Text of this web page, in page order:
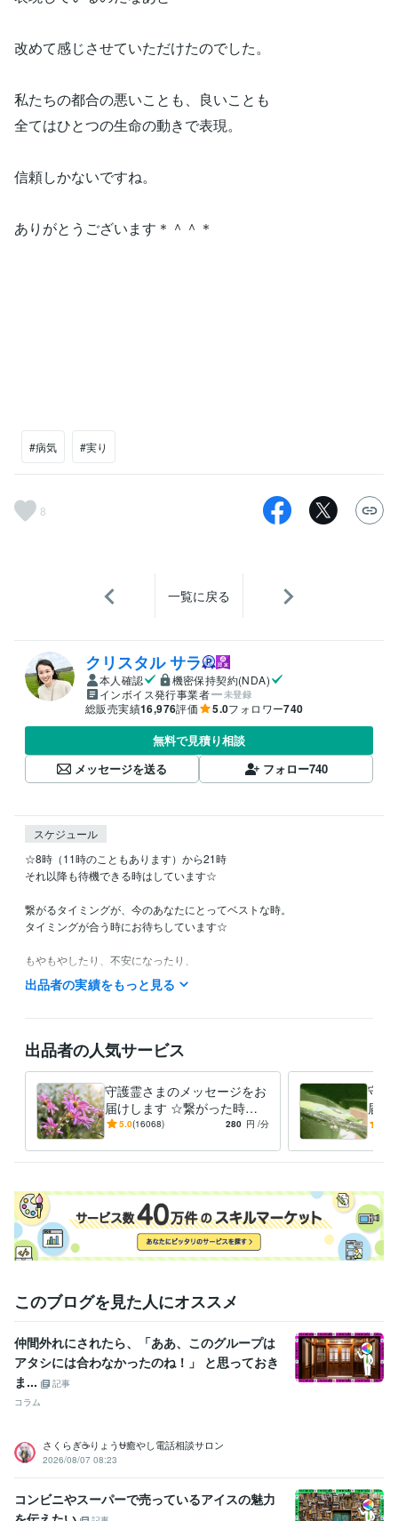
改めて感じさせていただけたのでした。
私たちの都合の悪いことも、良いことも
全てはひとつの生命の動きで表現。
信頼しかないですね。
ありがとうございます＊＾＾＊
#病気 #実り
8
一覧に戻る
クリスタル サラ
本人確認
機密保持契約(NDA)
インボイス発行事業者
未登録
総販売実績16,976評価 5.0フォロワー740
無料で見積り相談
メッセージを送る
フォロー740
スケジュール
☆8時（11時のこともあります）から21時
それ以降も待機できる時はしています☆
繋がるタイミングが、今のあなたにとってベストな時。
タイミングが合う時にお待ちしています☆
もやもやしたり、不安になったり、
一人ではどうしようもない時に、
「拠り所」「駆け込み寺」と表現してくださる方もいらっしゃいまし
迷いやもやもやが、
気づきや「楽になるきっかけ」へと変わることがあります。
気持ちの切り替わりの、ひとつのきっかけになれたら嬉しいです。
ブログでは、湧いてきた言葉を綴っています。
自然の中にいる時間や、写真を撮った瞬間なども、
同じような状況にいる方の支えになることもあります。
それぞれの気づきが、
誰かのきっかけになれば嬉しく思います。
ベストなタイミングで繋がれることを、
経験職種
営業 / 営業事務・アシスタント 経験年数 : 2年
事務・ビジネスサポート / 事務（一般事務） 経験年数 : 9年
ライフスタイル・その他 / 占い師 経験年数 : 10年
ライフスタイル・その他 / カウンセラー・コーチ 経験年数 : 10年
認定レイキヒーラー 取得年 : 2010年
得意分野
悩み相談・カウンセリング クリスタルカードリーディング
出品者の実績をもっと見る
出品者の人気サービス
守護霊さまのメッセージをお
届けします ☆繋がった時が
ご縁☆ 今どんな言葉が届け
5.0(16068) 280 円 /分
守護
届
安
このブログを見た人にオススメ
仲間外れにされたら、「ああ、このグループは
アタシには合わなかったのね！」 と思っておき
ま...
記事
コラム
さくらぎ☕りょう⛎癒やし電話相談サロン
2026/08/07 08:23
コンビニやスーパーで売っているアイスの魅力